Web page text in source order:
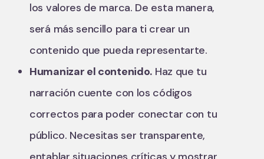
los valores de marca. De esta manera,
será más sencillo para ti crear un
contenido que pueda representarte.
Humanizar el contenido. Haz que tu
narración cuente con los códigos
correctos para poder conectar con tu
público. Necesitas ser transparente,